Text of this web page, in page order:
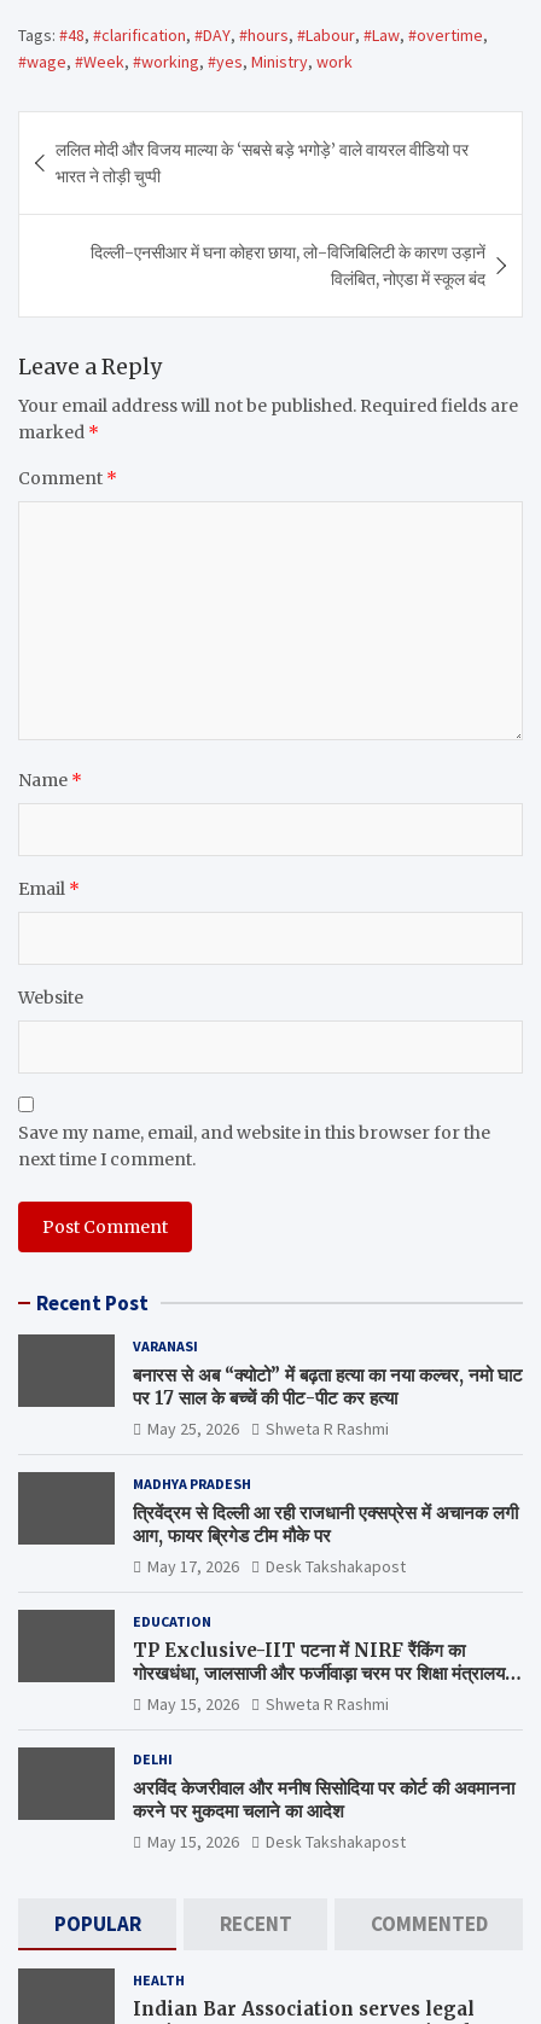
Tags: #48, #clarification, #DAY, #hours, #Labour, #Law, #overtime,
#wage, #Week, #working, #yes, Ministry, work
navigation
ललित मोदी और विजय माल्या के ‘सबसे बड़े भगोड़े’ वाले वायरल वीडियो पर
भारत ने तोड़ी चुप्पी
दिल्ली-एनसीआर में घना कोहरा छाया, लो-विजिबिलिटी के कारण उड़ानें
विलंबित, नोएडा में स्कूल बंद
Leave a Reply
Your email address will not be published. Required fields are
marked *
Comment *
Name *
Email *
Website
Save my name, email, and website in this browser for the
next time I comment.
Recent Post
VARANASI
बनारस से अब “क्योटो” में बढ़ता हत्या का नया कल्चर, नमो घाट
पर 17 साल के बच्चें की पीट-पीट कर हत्या
May 25, 2026 Shweta R Rashmi
MADHYA PRADESH
त्रिवेंद्रम से दिल्ली आ रही राजधानी एक्सप्रेस में अचानक लगी
आग, फायर ब्रिगेड टीम मौके पर
May 17, 2026 Desk Takshakapost
EDUCATION
TP Exclusive-IIT पटना में NIRF रैंकिंग का
गोरखधंधा, जालसाजी और फर्जीवाड़ा चरम पर शिक्षा मंत्रालय
कब जागेगा ?
May 15, 2026 Shweta R Rashmi
DELHI
अरविंद केजरीवाल और मनीष सिसोदिया पर कोर्ट की अवमानना
करने पर मुकदमा चलाने का आदेश
May 15, 2026 Desk Takshakapost
POPULAR RECENT COMMENTED
HEALTH
Indian Bar Association serves legal